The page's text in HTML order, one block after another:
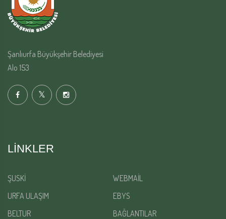
Şanlıurfa Büyükşehir Belediyesi
Alo 153
LINKLER
ŞUSKİ
WEBMAİL
URFA ULAŞIM
EBYS
BELTUR
BAĞLANTILAR